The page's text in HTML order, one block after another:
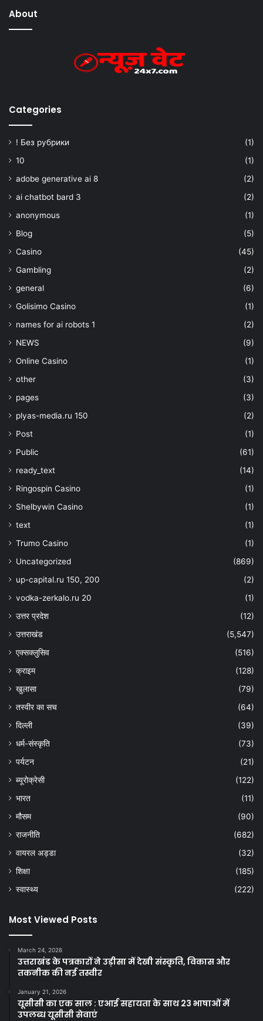
About
Categories
! Без рубрики
(1)
10
(1)
adobe generative ai 8
(2)
ai chatbot bard 3
(2)
anonymous
(1)
Blog
(5)
Casino
(45)
Gambling
(2)
general
(6)
Golisimo Casino
(1)
names for ai robots 1
(2)
NEWS
(9)
Online Casino
(1)
other
(3)
pages
(3)
plyas-media.ru 150
(2)
Post
(1)
Public
(61)
ready_text
(14)
Ringospin Casino
(1)
Shelbywin Casino
(1)
text
(1)
Trumo Casino
(1)
Uncategorized
(869)
up-capital.ru 150, 200
(2)
vodka-zerkalo.ru 20
(1)
उत्तर प्रदेश
(12)
उत्तराखंड
(5,547)
एक्सक्लुसिव
(516)
क्राइम
(128)
खुलासा
(79)
तस्वीर का सच
(64)
दिल्ली
(39)
धर्म-संस्कृति
(73)
पर्यटन
(21)
ब्यूरोक्रेसी
(122)
भारत
(11)
मौसम
(90)
राजनीति
(682)
वायरल अड्डा
(32)
शिक्षा
(185)
स्वास्थ्य
(222)
Most Viewed Posts
March 24, 2026
उत्तराखंड के पत्रकारों ने उड़ीसा में देखी संस्कृति, विकास और
तकनीक की नई तस्वीर
January 21, 2026
यूसीसी का एक साल : एआई सहायता के साथ 23 भाषाओं में
उपलब्ध यूसीसी सेवाएं